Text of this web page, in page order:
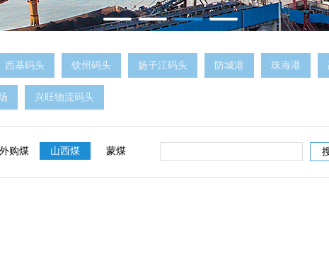
西基码头 钦州码头 扬子江码头 防城港 珠海港
兴旺物流码头
外购煤 山西煤 蒙煤